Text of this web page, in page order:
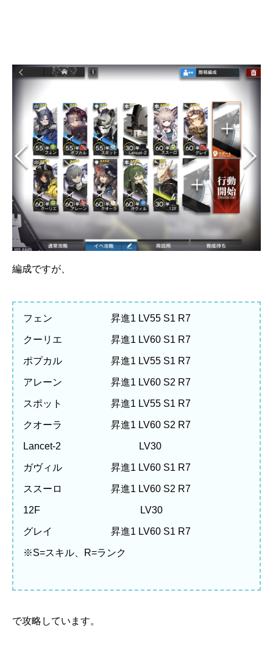
編成ですが、
フェン 昇進1 LV55 S1 R7
クーリエ 昇進1 LV60 S1 R7
ポプカル 昇進1 LV55 S1 R7
アレーン 昇進1 LV60 S2 R7
スポット 昇進1 LV55 S1 R7
クオーラ 昇進1 LV60 S2 R7
Lancet-2 LV30
ガヴィル 昇進1 LV60 S1 R7
ススーロ 昇進1 LV60 S2 R7
12F LV30
グレイ 昇進1 LV60 S1 R7
※S=スキル、R=ランク
で攻略しています。